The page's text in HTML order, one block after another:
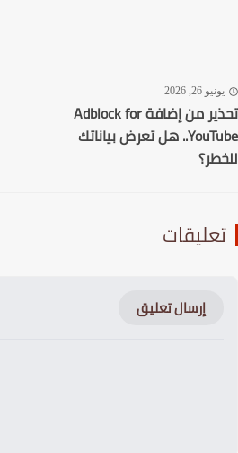
26, 2026
تحذير من إضافة Adblock for
YouTube.. هل تعرض بياناتك
إرسال تعليق